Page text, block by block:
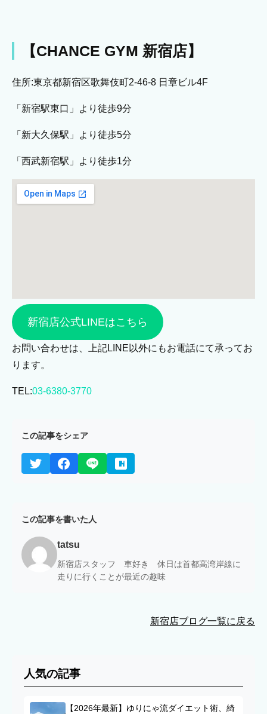
【CHANCE GYM 新宿店】
住所:東京都新宿区歌舞伎町2-46-8 日章ビル4F
「新宿駅東口」より徒歩9分
「新大久保駅」より徒歩5分
「西武新宿駅」より徒歩1分
新宿店公式LINEはこちら
お問い合わせは、上記LINE以外にもお電話にて承ってお
ります。
TEL:03-6380-3770
この記事をシェア
この記事を書いた人
tatsu
新宿店スタッフ 車好き 休日は首都高湾岸線に
走りに行くことが最近の趣味
新宿店ブログ一覧に戻る
人気の記事
【2026年最新】ゆりにゃ流ダイエット術、綺